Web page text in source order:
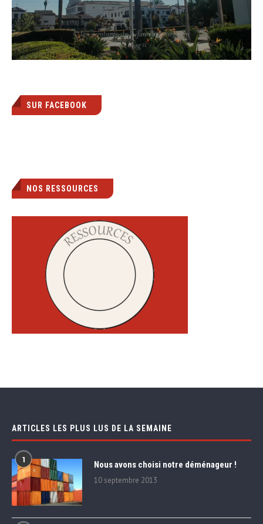
SUR FACEBOOK
NOS RESSOURCES
ARTICLES LES PLUS LUS DE LA SEMAINE
1 Nous avons choisi notre déménageur !
10 septembre 2013